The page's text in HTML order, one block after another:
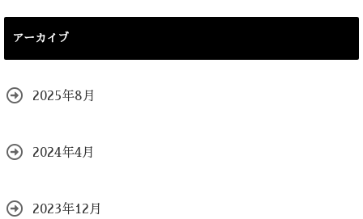
アーカイブ
2025年8月
2024年4月
2023年12月